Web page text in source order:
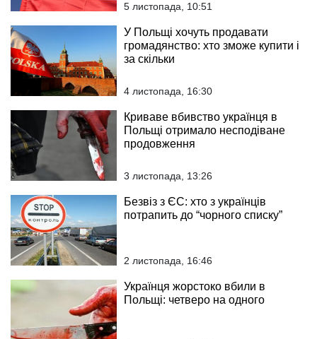
5 листопада, 10:51
У Польщі хочуть продавати
громадянство: хто зможе купити і
за скільки
4 листопада, 16:30
Криваве вбивство українця в
Польщі отримало несподіване
продовження
3 листопада, 13:26
Безвіз з ЄС: хто з українців
потрапить до “чорного списку”
2 листопада, 16:46
Українця жорстоко вбили в
Польщі: четверо на одного